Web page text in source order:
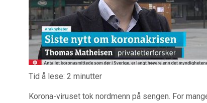
Tid å lese: 2 minutter
Korona-viruset tok nordmenn på sengen. For